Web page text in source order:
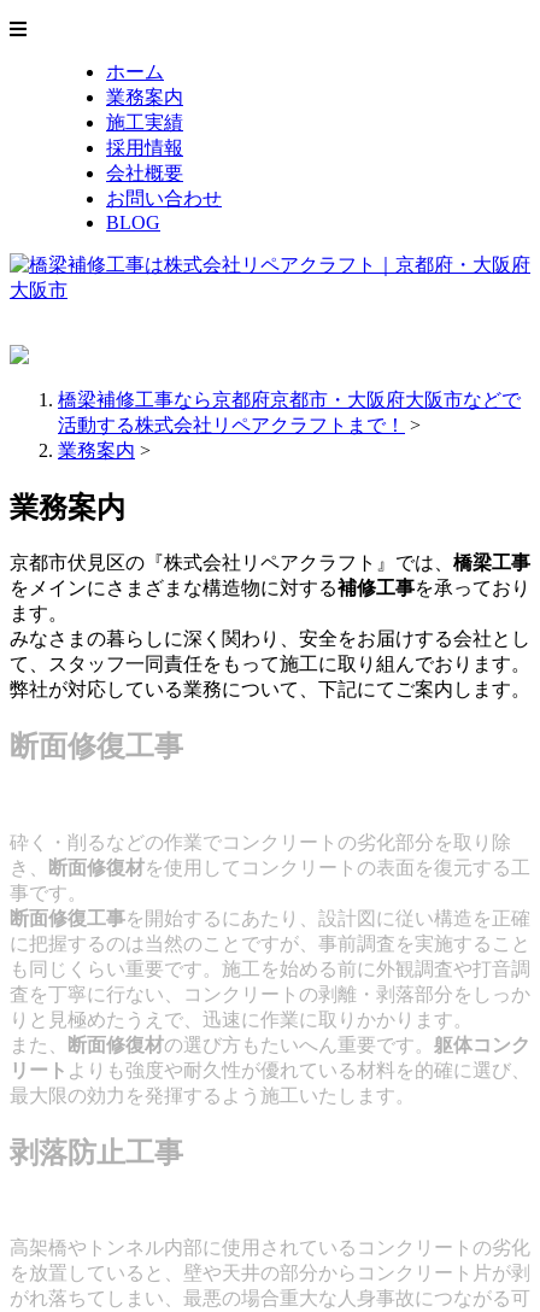
ホーム
業務案内
施工実績
採用情報
会社概要
お問い合わせ
BLOG
橋梁補修工事なら京都府京都市・大阪府大阪市などで
活動する株式会社リペアクラフトまで！
>
業務案内 >
業務案内
京都市伏見区の『株式会社リペアクラフト』では、 橋梁工事
をメインにさまざまな構造物に対する補修工事を承っており
ます。
みなさまの暮らしに深く関わり、安全をお届けする会社とし
て、スタッフ一同責任をもって施工に取り組んでおります。
弊社が対応している業務について、下記にてご案内します。
断面修復工事
砕く・削るなどの作業でコンクリートの劣化部分を取り除
き、
断面修復材を使用してコンクリートの表面を復元する工
事です。
断面修復工事を開始するにあたり、設計図に従い構造を正確
に把握するのは当然のことですが、事前調査を実施すること
も同じくらい重要です。施工を始める前に外観調査や打音調
査を丁寧に行ない、コンクリートの剥離・剥落部分をしっか
りと見極めたうえで、迅速に作業に取りかかります。
また、
断面修復材の選び方もたいへん重要です。 躯体コンク
リート よりも強度や耐久性が優れている材料を的確に選び、
最大限の効力を発揮するよう施工いたします。
剥落防止工事
高架橋やトンネル内部に使用されているコンクリートの劣化
を放置していると、壁や天井の部分からコンクリート片が剥
がれ落ちてしまい、最悪の場合重大な人身事故につながる可